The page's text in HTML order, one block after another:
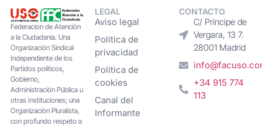
Federacion de Atención
a la Ciudadanía. Una
Organización Sindical
Independiente de los
Partidos políticos,
Gobierno,
Administración Pública u
otras Instituciones; una
Organización Pluralista,
con profundo respeto a
LEGAL
Aviso legal
Política de
privacidad
Política de
cookies
Canal del
Informante
CONTACTO
C/ Príncipe de
Vergara, 13 7.
28001 Madrid
+34 915 774
113